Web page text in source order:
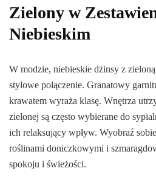
Zielony w
Niebieskim
W modzie, niebieskie dżinsy z
stylowe połączenie. Granatowy
krawatem wyraża klasę. Wnętrza
zielonej są często wybierane do
ich relaksujący wpływ. Wyobraź
roślinami doniczkowymi i
spokoju i świeżości.